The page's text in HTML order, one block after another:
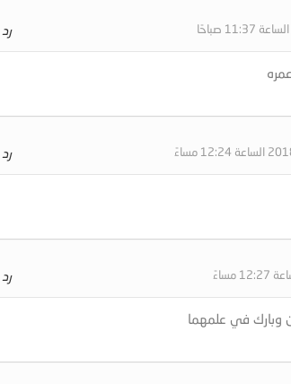
رد
رد
رد
وبارك في علمهما